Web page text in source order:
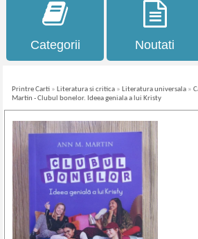
Categorii Noutati
Printre Carti » Literatura si critica » Literatura universala »
Martin - Clubul bonelor. Ideea geniala a lui Kristy